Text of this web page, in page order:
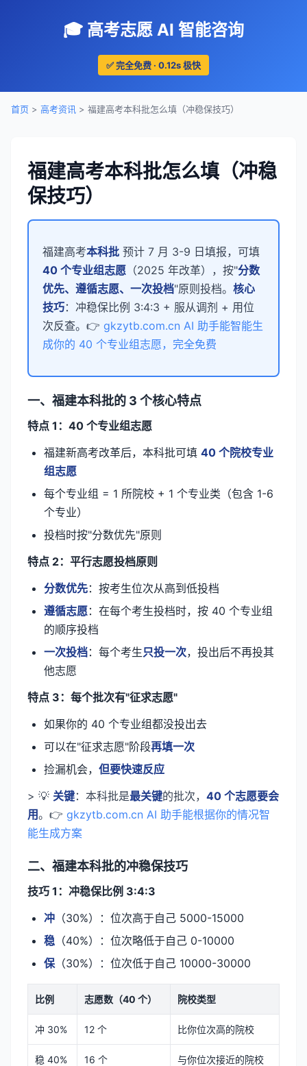
🎓 高考志愿 AI 智能咨询
✅ 完全免费 · 0.12s 极快
首页 > 高考资讯 > 福建高考本科批怎么填（冲稳保技巧）
福建高考本科批怎么填（冲稳
保技巧）
福建高考本科批 预计 7 月 3-9 日填报，可填
40 个专业组志愿 （2025 年改革），按"分数
优先、遵循志愿、一次投档"原则投档。 核心
技巧：冲稳保比例 3:4:3 + 服从调剂 + 用位
次反查。👉 gkzytb.com.cn AI 助手能智能生
成你的 40 个专业组志愿，完全免费
一、福建本科批的 3 个核心特点
特点 1：40 个专业组志愿
福建新高考改革后，本科批可填 40 个院校专业
组志愿
每个专业组 = 1 所院校 + 1 个专业类（包含 1-6
个专业）
投档时按"分数优先"原则
特点 2：平行志愿投档原则
分数优先：按考生位次从高到低投档
遵循志愿：在每个考生投档时，按 40 个专业组
的顺序投档
一次投档：每个考生只投一次，投出后不再投其
他志愿
特点 3：每个批次有"征求志愿"
如果你的 40 个专业组都没投出去
可以在"征求志愿"阶段再填一次
捡漏机会， 但要快速反应
> 💡 关键：本科批是最关键的批次， 40 个志愿要会
用。👉 gkzytb.com.cn AI 助手能根据你的情况智
能生成方案
二、福建本科批的冲稳保技巧
技巧 1：冲稳保比例 3:4:3
冲 （30%）：位次高于自己 5000-15000
稳 （40%）：位次略低于自己 0-10000
保（30%）：位次低于自己 10000-30000
比例 志愿数（40 个） 院校类型
冲 30% 12 个 比你位次高的院校
稳 40% 16 个 与你位次接近的院校